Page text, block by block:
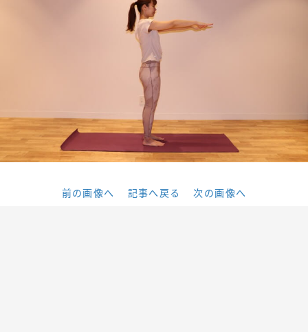
前の画像へ 記事へ戻る 次の画像へ